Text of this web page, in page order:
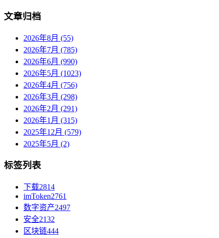
文章归档
2026年8月 (55)
2026年7月 (785)
2026年6月 (990)
2026年5月 (1023)
2026年4月 (756)
2026年3月 (298)
2026年2月 (291)
2026年1月 (315)
2025年12月 (579)
2025年5月 (2)
标签列表
下载2814
imToken2761
数字资产2497
安全2132
区块链444